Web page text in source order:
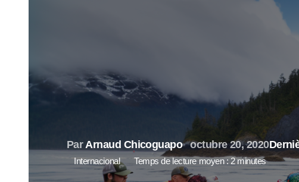
Par Arnaud Chicoguapo octubre 20, 2020
Internacional Temps de lecture moyen : 2 minutes